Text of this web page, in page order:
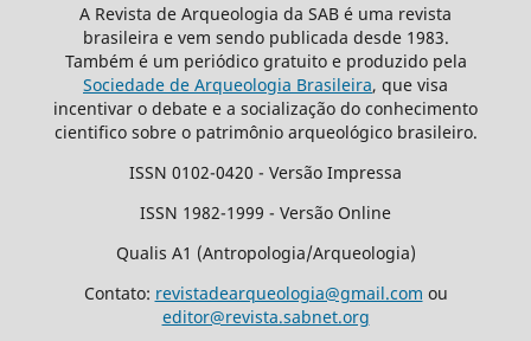
A Revista de Arqueologia da SAB é uma revista
brasileira e vem sendo publicada desde 1983.
Também é um periódico gratuito e produzido pela
Sociedade de Arqueologia Brasileira, que visa
incentivar o debate e a socialização do conhecimento
cientifico sobre o patrimônio arqueológico brasileiro.
ISSN 0102-0420 - Versão Impressa
ISSN 1982-1999 - Versão Online
Qualis A1 (Antropologia/Arqueologia)
Contato: revistadearqueologia@gmail.com ou
editor@revista.sabnet.org